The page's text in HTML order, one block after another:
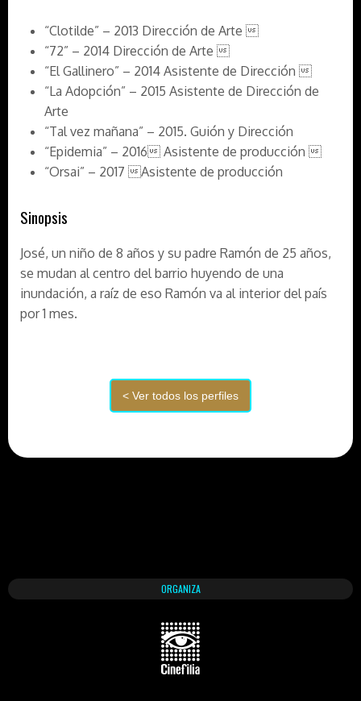
“Clotilde” – 2013 Dirección de Arte
“72” – 2014 Dirección de Arte
“El Gallinero” – 2014 Asistente de Dirección
“La Adopción” – 2015 Asistente de Dirección de
Arte
“Tal vez mañana” – 2015. Guión y Dirección
“Epidemia” – 2016 Asistente de producción
“Orsai” – 2017 Asistente de producción
Sinopsis
José, un niño de 8 años y su padre Ramón de 25 años,
se mudan al centro del barrio huyendo de una
inundación, a raíz de eso Ramón va al interior del país
por 1 mes.
ORGANIZA